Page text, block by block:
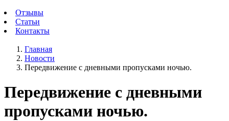
Отзывы
Статьи
Контакты
Главная
Новости
Передвижение с дневными пропусками ночью.
Передвижение с дневными
пропусками ночью.